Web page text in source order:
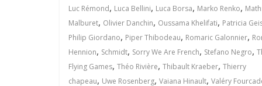
Luc Rémond, Luca Bellini, Luca Borsa, Marko Renko,
Malburet, Olivier Danchin, Oussama Khelifati, Patricia
Philip Giordano, Piper Thibodeau, Romaric Galonnier,
Hennion, Schmidt, Sorry We Are French, Stefano Negro,
Flying Games, Théo Rivière, Thibault Kraeber, Thierry
chapeau, Uwe Rosenberg, Vaiana Hinault, Valéry